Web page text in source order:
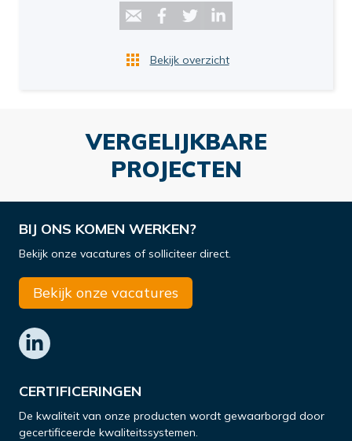
Bekijk overzicht
VERGELIJKBARE
PROJECTEN
BIJ ONS KOMEN WERKEN?
Bekijk onze vacatures of solliciteer direct.
Bekijk onze vacatures
CERTIFICERINGEN
De kwaliteit van onze producten wordt gewaarborgd door
gecertificeerde kwaliteitssystemen.